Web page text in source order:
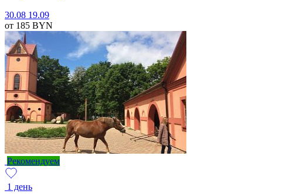
30.08 19.09
от 185 BYN
Рекомендуем
1 день